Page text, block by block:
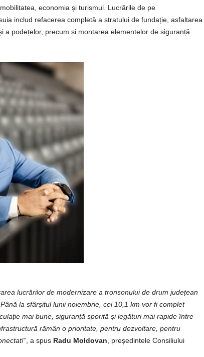
economia și turismul. Lucrările de pe
includ refacerea completă a stratului de fundație, asfaltarea
a podețelor, precum și montarea elementelor de siguranță
lucrărilor de modernizare a tronsonului de drum județean
Până la sfârșitul lunii noiembrie, cei 10,1 km vor fi complet
mai bune, siguranță sporită și legături mai rapide între
rămân o prioritate, pentru dezvoltare, pentru
, a spus Radu Moldovan , președintele Consiliului